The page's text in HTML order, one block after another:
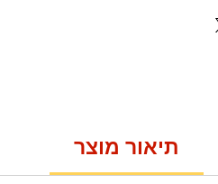
תיאור מוצר